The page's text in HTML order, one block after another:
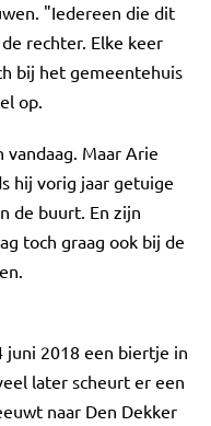
"Iedereen die dit
rechter. Elke keer
bij het gemeentehuis
op.
Maar Arie
hij vorig jaar getuige
de buurt. En zijn
toch graag ook bij de
juni 2018 een biertje in
later scheurt er een
naar Den Dekker